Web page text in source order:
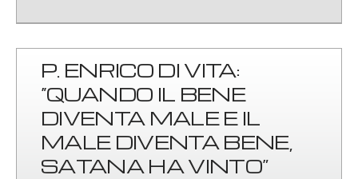
P. ENRICO DI VITA:
“QUANDO IL BENE
DIVENTA MALE E IL
MALE DIVENTA BENE,
SATANA HA VINTO”